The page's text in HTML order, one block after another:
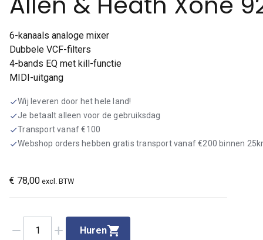
6-kanaals analoge mixer
Dubbele VCF-filters
4-bands EQ met kill-functie
MIDI-uitgang
checkWij leveren door het hele land!
check Je betaalt alleen voor de gebruiksdag
checkTransport vanaf €100
checkWebshop orders hebben gratis transport vanaf €200 binnen
€ 78,00 excl. BTW
remove 1 add Huren